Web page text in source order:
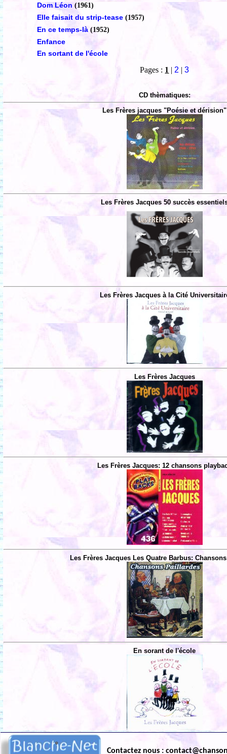
Dom Léon (1961)
Elle faisait du strip-tease (1957)
En ce temps-là (1952)
Enfance
En sortant de l'école
Pages : 1 | 2 |3
CD thèmatiques:
Les Frères jacques "Poésie et dérision"
Les Frères Jacques 50 succès
Les Frères Jacques à la Cité
Les Frères Jacques
Les Frères Jacques: 12 chansons
Les Frères Jacques Les Quatre Barbus:
En sorant de l'école
Contactez nous :